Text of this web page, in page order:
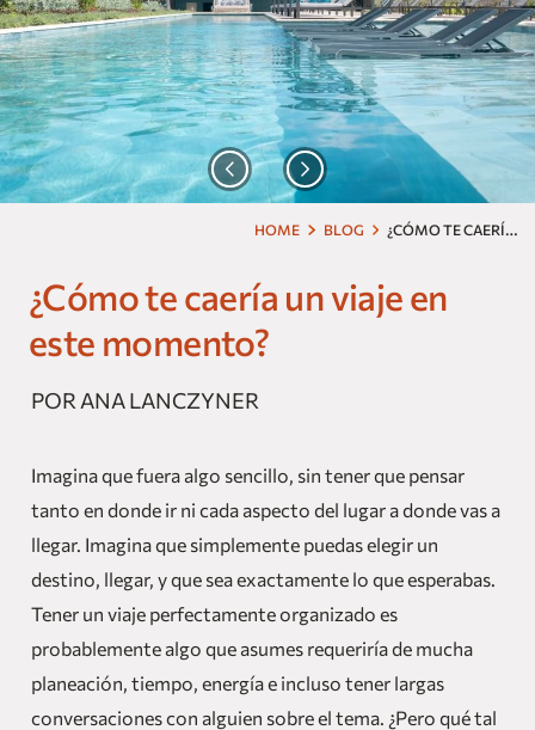
Nuestras Marcas
Homes and Residences
Corporate +
Blog
Dog Friendly
HOME BLOG ¿
CÓMO TE CAERÍA UN VIAJE EN ESTE MOMENTO?
¿Cómo te caería un viaje en
este momento?
POR ANA LANCZYNER
Imagina que fuera algo sencillo, sin tener que pensar
tanto en donde ir ni cada aspecto del lugar a donde vas a
llegar. Imagina que simplemente puedas elegir un
destino, llegar, y que sea exactamente lo que esperabas.
Tener un viaje perfectamente organizado es
probablemente algo que asumes requeriría de mucha
planeación, tiempo, energía e incluso tener largas
conversaciones con alguien sobre el tema. ¿Pero qué tal